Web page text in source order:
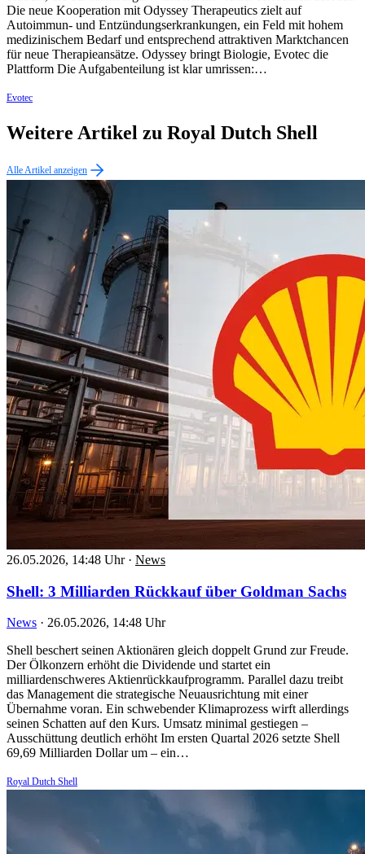
Die neue Kooperation mit Odyssey Therapeutics zielt auf
Autoimmun- und Entzündungserkrankungen, ein Feld mit hohem
medizinischem Bedarf und entsprechend attraktiven Marktchancen
für neue Therapieansätze. Odyssey bringt Biologie, Evotec die
Plattform Die Aufgabenteilung ist klar umrissen:…
Evotec
Weitere Artikel zu Royal Dutch Shell
Alle Artikel anzeigen
26.05.2026, 14:48 Uhr · News
Shell: 3 Milliarden Rückkauf über Goldman Sachs
News · 26.05.2026, 14:48 Uhr
Shell beschert seinen Aktionären gleich doppelt Grund zur Freude.
Der Ölkonzern erhöht die Dividende und startet ein
milliardenschweres Aktienrückkaufprogramm. Parallel dazu treibt
das Management die strategische Neuausrichtung mit einer
Übernahme voran. Ein schwebender Klimaprozess wirft allerdings
seinen Schatten auf den Kurs. Umsatz minimal gestiegen –
Ausschüttung deutlich erhöht Im ersten Quartal 2026 setzte Shell
69,69 Milliarden Dollar um – ein…
Royal Dutch Shell